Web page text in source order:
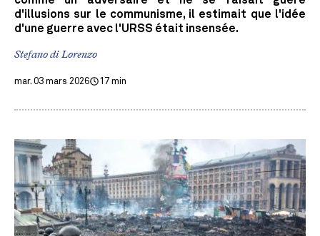
d'illusions sur le communisme, il estimait que l'idée
d'une guerre avec l'URSS était insensée.
Stefano di Lorenzo
mar. 03 mars 2026 17 min